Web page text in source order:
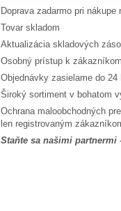
Doprava zadarmo pri nákupe
Tovar skladom
Aktualizácia skladových
Osobný prístup k zákazníkom
Objednávky zasielame do 24
Široký sortiment v bohatom
Ochrana maloobchodných
len registrovaným
Staňte sa našimi partnermi